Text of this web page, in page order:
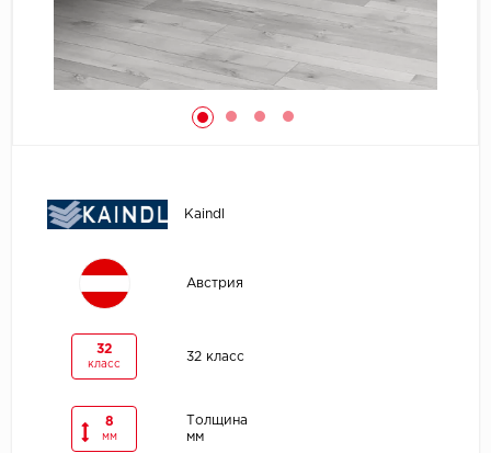
Dolce Flooring
ECO Parquet
Kaindl
Австрия
32
класс
32 класс
8
мм
Толщина
мм